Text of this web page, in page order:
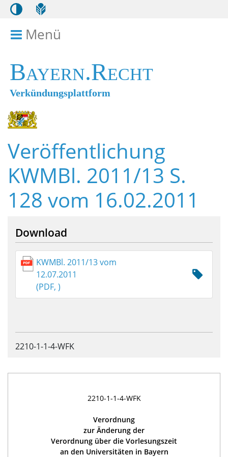
Menü
Bayern.Recht
Verkündungsplattform
Veröffentlichung
KWMBl. 2011/13 S.
128 vom 16.02.2011
Download
KWMBl. 2011/13 vom
12.07.2011
(PDF, )
2210-1-1-4-WFK
2210-1-1-4-WFK
Verordnung
zur Änderung der
Verordnung über die Vorlesungszeit
an den Universitäten in Bayern